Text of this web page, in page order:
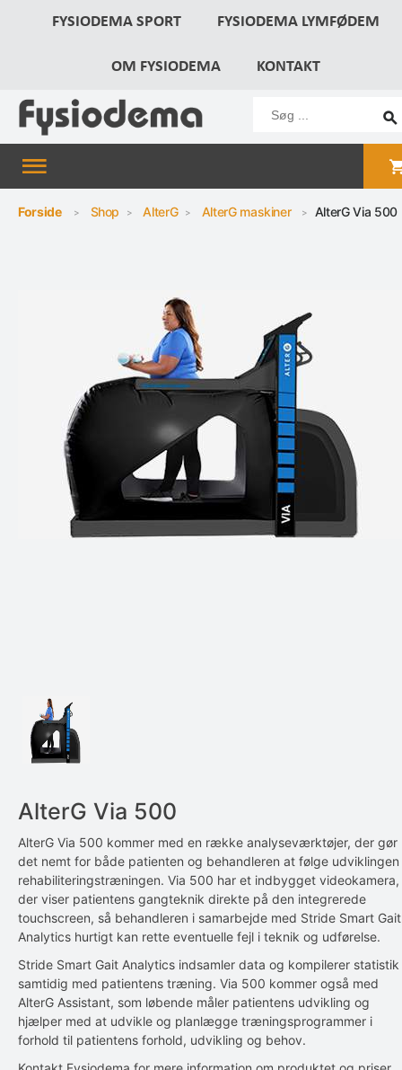
FYSIODEMA SPORT FYSIODEMA LYMFØDEM
OM FYSIODEMA KONTAKT
Forside Shop AlterG AlterG maskiner AlterG Via 500
AlterG Via 500
AlterG Via 500 kommer med en række analyseværktøjer, der gør
det nemt for både patienten og behandleren at følge udviklingen
rehabiliteringstræningen. Via 500 har et indbygget videokamera,
der viser patientens gangteknik direkte på den integrerede
touchscreen, så behandleren i samarbejde med Stride Smart Gait
Analytics hurtigt kan rette eventuelle fejl i teknik og udførelse.
Stride Smart Gait Analytics indsamler data og kompilerer statistik
samtidig med patientens træning. Via 500 kommer også med
AlterG Assistant, som løbende måler patientens udvikling og
hjælper med at udvikle og planlægge træningsprogrammer i
forhold til patientens forhold, udvikling og behov.